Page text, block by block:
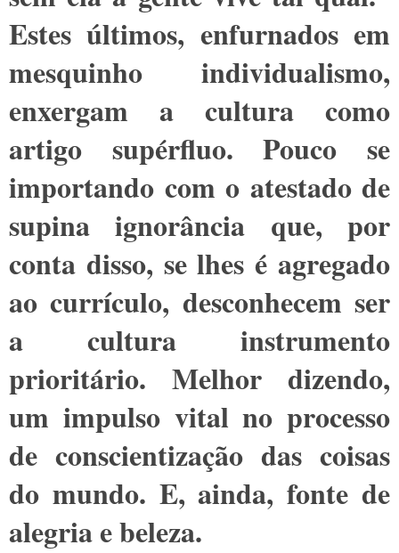
Estes últimos, enfurnados em
mesquinho individualismo,
enxergam a cultura como
artigo supérfluo. Pouco se
importando com o atestado de
supina ignorância que, por
conta disso, se lhes é agregado
ao currículo, desconhecem ser
a cultura instrumento
prioritário. Melhor dizendo,
um impulso vital no processo
de conscientização das coisas
do mundo. E, ainda, fonte de
alegria e beleza.